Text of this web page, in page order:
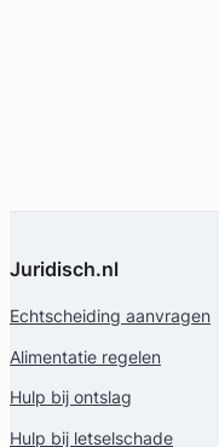
Juridisch.nl
Echtscheiding aanvragen
Alimentatie regelen
Hulp bij ontslag
Hulp bij letselschade